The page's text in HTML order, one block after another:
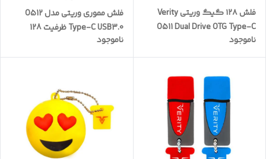
فلش ۱۲۸ گیگ وریتی Verity
O511 Dual Drive OTG Type-C
USB3
ناموجود
فلش مموری وریتی مدل O512
Type-C USB3.0 ظرفیت 128
گیگابایت
ناموجود